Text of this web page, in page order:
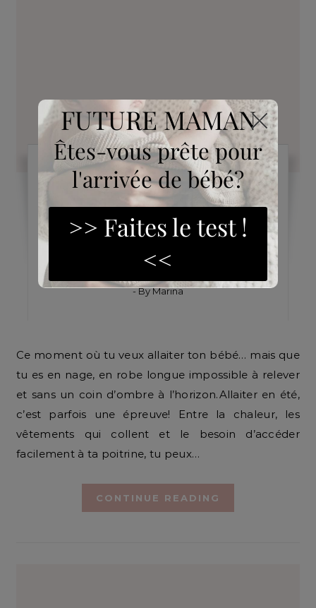
ALLAITEMENT
Vêtements d’allaitement
pas chers : 5 tenues stylées
pour cet été
- ByMarina
Ce moment où tu veux allaiter ton bébé… mais que
tu es en nage, en robe longue impossible à relever
et sans un coin d’ombre à l’horizon.Allaiter en été,
c’est parfois une épreuve! Entre la chaleur, les
vêtements qui collent et le besoin d’accéder
facilement à ta poitrine, tu peux…
CONTINUE READING